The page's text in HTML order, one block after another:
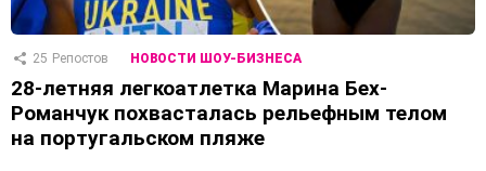
25 Репостов НОВОСТИ ШОУ-БИЗНЕСА
28-летняя легкоатлетка Марина Бех-
Романчук похвасталась рельефным телом
на португальском пляже